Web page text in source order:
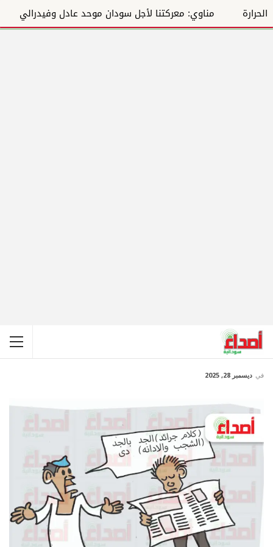
مناوي: معركتنا لأجل سودان موحد عادل وفيدرالي
في ديسمبر 28, 2025